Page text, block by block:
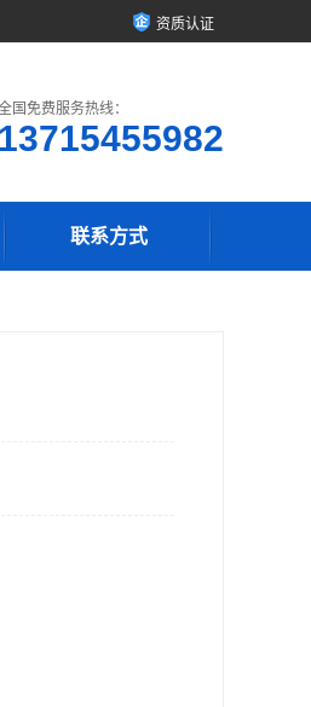
资质认证
国免费服务热线：
13715455982
联系方式